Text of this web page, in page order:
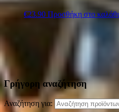
€23.90 Προσθήκη στο καλάθι
Γρήγορη αναζήτηση
Αναζήτηση για: